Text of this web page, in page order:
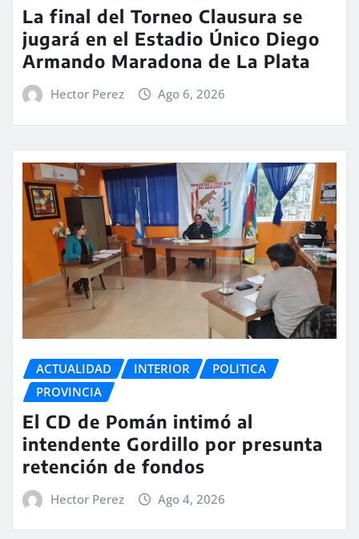
La final del Torneo Clausura se
jugará en el Estadio Único Diego
Armando Maradona de La Plata
Hector Perez Ago 6, 2026
ACTUALIDAD INTERIOR
POLITICA
PROVINCIA
El CD de Pomán intimó al
intendente Gordillo por presunta
retención de fondos
Hector Perez Ago 4, 2026